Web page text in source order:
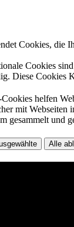
Cookies, die
Cookies
Diese Cookies
helfen
mit Webseiten
gesammelt und
Alle